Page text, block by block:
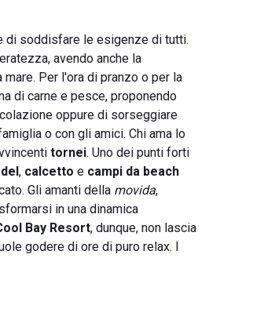
di soddisfare le esigenze di tutti.
avendo anche la
Per l'ora di pranzo o per la
di carne e pesce, proponendo
oppure di sorseggiare
o con gli amici. Chi ama lo
tornei. Uno dei punti forti
, calcetto e campi da beach
Gli amanti della movida,
in una dinamica
Bay Resort, dunque, non lascia
godere di ore di puro relax. I